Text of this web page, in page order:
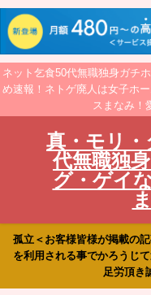
ネット乞食50代無職独身ガチ
め速報！ネトゲ廃人は女子ホ
スまなみ！
真・モリ
代無職独
グ・ゲイ
孤立＜お客様皆様が掲載の
を利用される事でかろうじ
足労頂き